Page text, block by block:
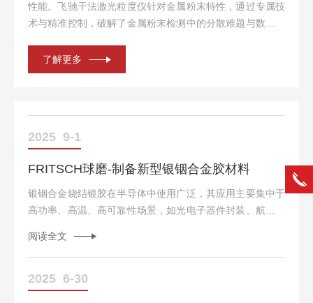
性能。飞驰干法激光粒度仪针对金属粉末特性，通过专属技
术与精准控制，破解了金属粉末检测中的分散难题与数据偏
攻克金属粉末检测挑战1.高压紊流分散系统：采用技术涡流
分散器，结合可调...
了解更多
2025 9-1
FRITSCH球磨-制备新型银铟合金胶材料
银铟合金烧结银胶在半导体中使用广泛，其应用主要集中于
高功率、高温、高可靠性场景，如光电子器件封装、航空航
胶仍有着严重的孔洞以及氧化问题，最终导致接点劣化。现
在，利用行星式球磨机所提供的机械合金技术，制备出新型
的银铟合金(Ag-Inalloy)胶。银铟合金具有更优的熔融态流动
性，可填充微小间隙，减少界面空洞；且由于铟的加入，可
阅读全文
2025 6-30